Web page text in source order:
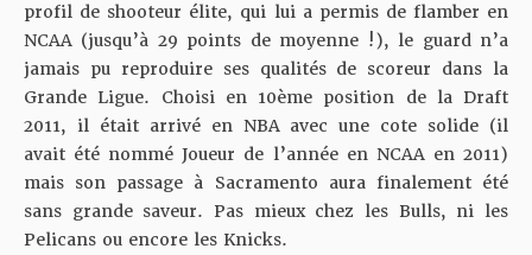
profil de shooteur élite, qui lui a permis de flamber en
NCAA (jusqu’à 29 points de moyenne !), le guard n’a
jamais pu reproduire ses qualités de scoreur dans la
Grande Ligue. Choisi en 10ème position de la Draft
2011, il était arrivé en NBA avec une cote solide (il
avait été nommé Joueur de l’année en NCAA en 2011)
mais son passage à Sacramento aura finalement été
sans grande saveur. Pas mieux chez les Bulls, ni les
Pelicans ou encore les Knicks.